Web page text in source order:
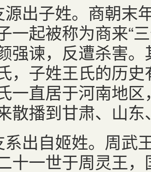
源出子姓。商朝末
一起被称为商来“
强谏，反遭杀害
，子姓王氏的历
一直居于河南地
散播到甘肃、山
系出自姬姓。周武
十一世于周灵王